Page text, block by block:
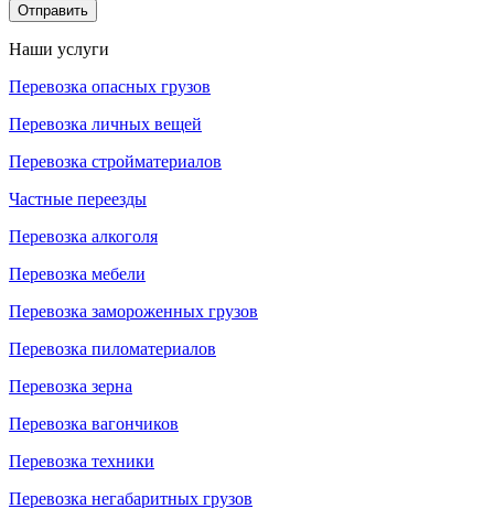
Отправить
Наши услуги
Перевозка опасных грузов
Перевозка личных вещей
Перевозка стройматериалов
Частные переезды
Перевозка алкоголя
Перевозка мебели
Перевозка замороженных грузов
Перевозка пиломатериалов
Перевозка зерна
Перевозка вагончиков
Перевозка техники
Перевозка негабаритных грузов